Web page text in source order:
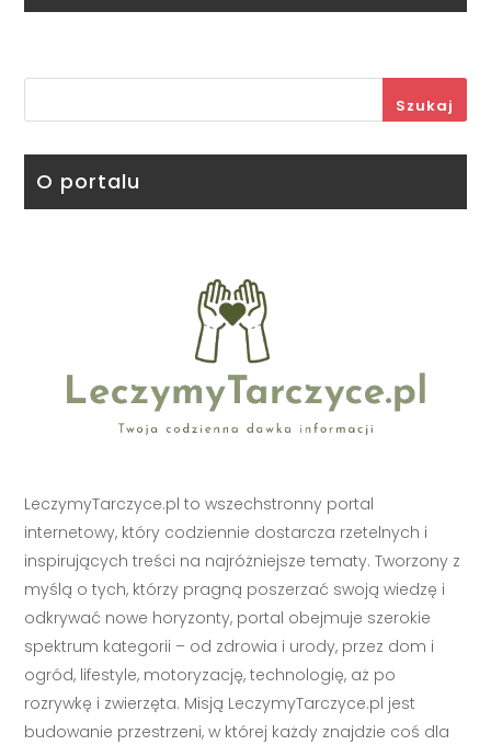
Szukaj
O portalu
LeczymyTarczyce.pl to wszechstronny portal
internetowy, który codziennie dostarcza rzetelnych i
inspirujących treści na najróżniejsze tematy. Tworzony z
myślą o tych, którzy pragną poszerzać swoją wiedzę i
odkrywać nowe horyzonty, portal obejmuje szerokie
spektrum kategorii – od zdrowia i urody, przez dom i
ogród, lifestyle, motoryzację, technologię, aż po
rozrywkę i zwierzęta. Misją LeczymyTarczyce.pl jest
budowanie przestrzeni, w której każdy znajdzie coś dla